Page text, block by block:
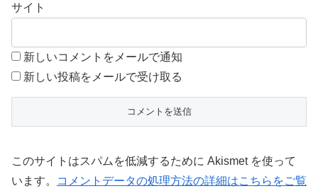
サイト
新しいコメントをメールで通知
新しい投稿をメールで受け取る
このサイトはスパムを低減するために Akismet を使って
います。
コメントデータの処理方法の詳細はこちらをご覧